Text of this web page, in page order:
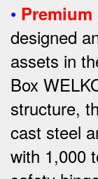
• Premium
designed
assets in
Box
structure,
cast steel
with 1,000